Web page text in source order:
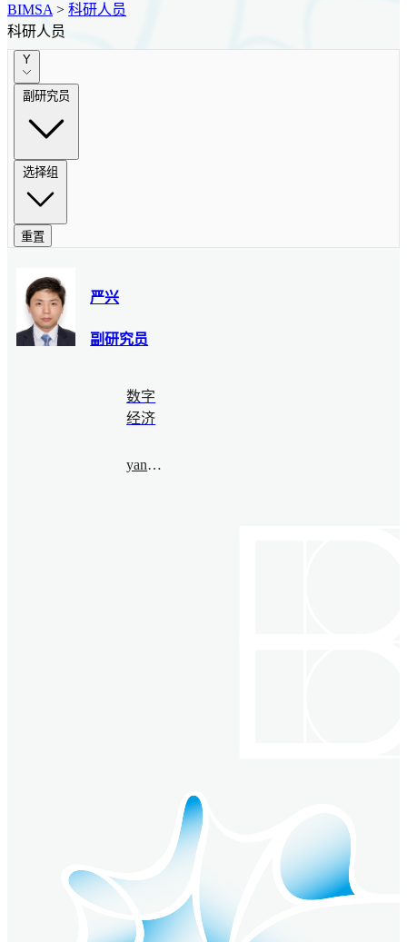
BIMSA > 科研人员
科研人员
Y
副研究员
选择组
重置
严兴
副研究员
数字
经济
yanxing@bimsa.cn